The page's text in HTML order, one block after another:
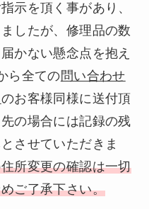
示を頂く事があり、
したが、修理品の数
かない懸念点を抱え
ら全ての問い合わせ
のお客様同様に送付頂
の場合には記録の残
させていただきま
所変更の確認は一切
ご了承下さい。